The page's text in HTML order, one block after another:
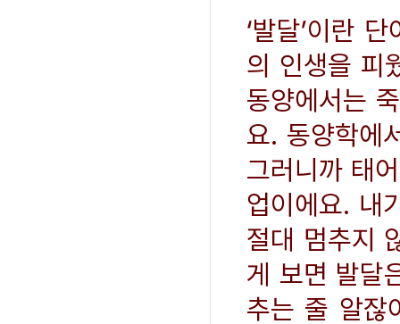
‘발달’이란
의 인생을 피
동양에서는
요. 동양학에
그러니까 태
업이에요. 내
절대 멈추지
게 보면 발달
추는 줄 알